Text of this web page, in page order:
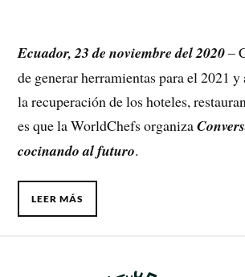
Ecuador, 23 de noviembre del 2020–
de generar herramientas para el 2021 y
la recuperación de los hoteles,
es que la WorldChefs organiza
cocinando al futuro.
LEER MÁS